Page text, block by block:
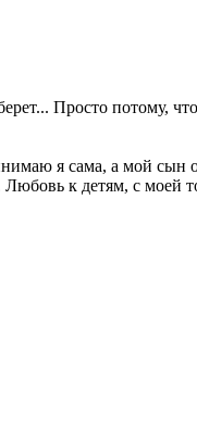
Просто потому,
я сама, а мой сын
к детям, с моей